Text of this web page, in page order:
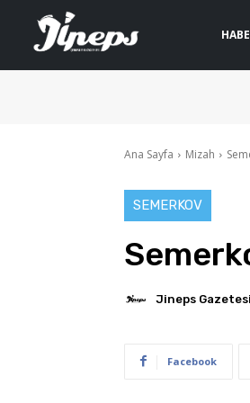
Ana Sayfa Mizah
SEMERKOV
Jineps Gazetesi
Facebook